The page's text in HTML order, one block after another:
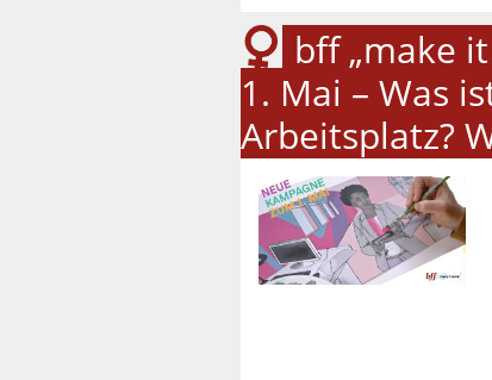
bff „make
1. Mai – Was
Arbeitsplatz?